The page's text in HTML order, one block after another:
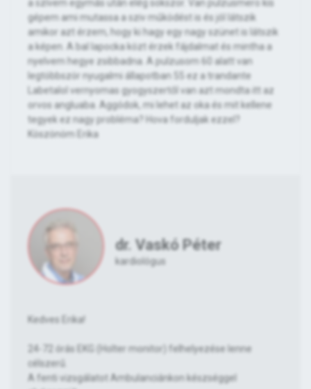
a szívem egymás után elég sokszor. Van pulzusmero kis
gépem ami mutassa a sziv működést is és jól látszik
amikor azt érzem, hogy ki hagy egy nagy szünet is látszik
a képen. A bal lapocka közt érzek fájdalmat és mintha a
nyelvem hegye zsibbadna. A pulzusom 60 alatt van
legtöbbször nyugalmi állapotban 55 ez a trandante
Labetalol vernyomas gyogyszertől van azt mondta itt az
orvos angluaba. Aggódok, mi lehet az oka és mit kellene
tegyek ez nagy probléma? Hova forduljak ezzel?
Köszönöm Erika
dr. Vaskó Péter
kardiológus
Kedves Erika!
24-72 órás EKG (Holter monitor) felhelyezése lenne
célszerű.
A fenti vizsgálatot Ambulanciánkon készséggel